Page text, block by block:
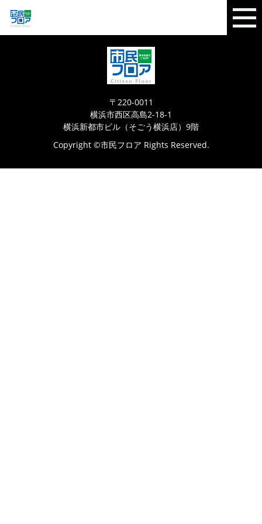
〒220-0011
横浜市西区高島2-18-1
横浜新都市ビル（そごう横浜店）9階
Copyright ©市民フロア Rights Reserved.